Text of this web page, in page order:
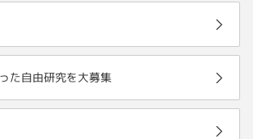
た自由研究を大募集